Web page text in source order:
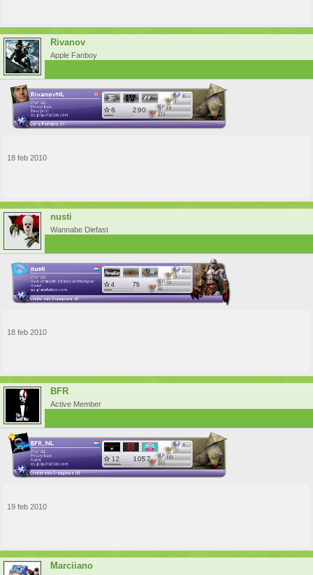
Rivanov
Apple Fanboy
18 feb 2010
nusti
Wannabe Diefast
18 feb 2010
BFR
Active Member
19 feb 2010
Marciiano